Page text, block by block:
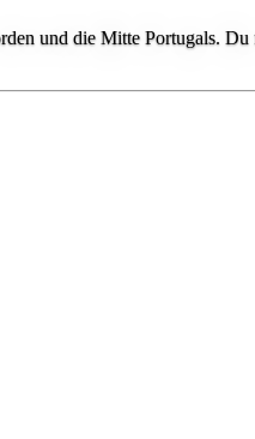
und die Mitte Portugals.